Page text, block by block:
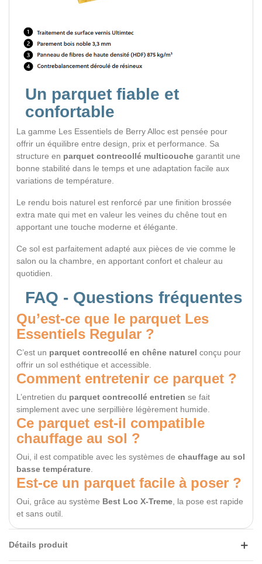
Un parquet fiable et
confortable
La gamme Les Essentiels de Berry Alloc est pensée pour
offrir un équilibre entre design, prix et performance. Sa
structure en parquet contrecollé multicouche garantit une
bonne stabilité dans le temps et une adaptation facile aux
variations de température.
Le rendu bois naturel est renforcé par une finition brossée
extra mate qui met en valeur les veines du chêne tout en
apportant une touche moderne et élégante.
Ce sol est parfaitement adapté aux pièces de vie comme le
salon ou la chambre, en apportant confort et chaleur au
quotidien.
FAQ - Questions fréquentes
Qu’est-ce que le parquet Les
Essentiels Regular ?
C’est un parquet contrecollé en chêne naturel conçu pour
offrir un sol esthétique et accessible.
Comment entretenir ce parquet ?
L’entretien du parquet contrecollé entretien se fait
simplement avec une serpillière légèrement humide.
Ce parquet est-il compatible
chauffage au sol ?
Oui, il est compatible avec les systèmes de chauffage au sol
basse température.
Est-ce un parquet facile à poser ?
Oui, grâce au système Best Loc X-Treme, la pose est rapide
et sans outil.
Détails produit